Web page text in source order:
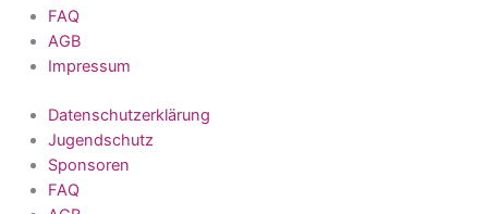
FAQ
AGB
Impressum
Datenschutzerklärung
Jugendschutz
Sponsoren
FAQ